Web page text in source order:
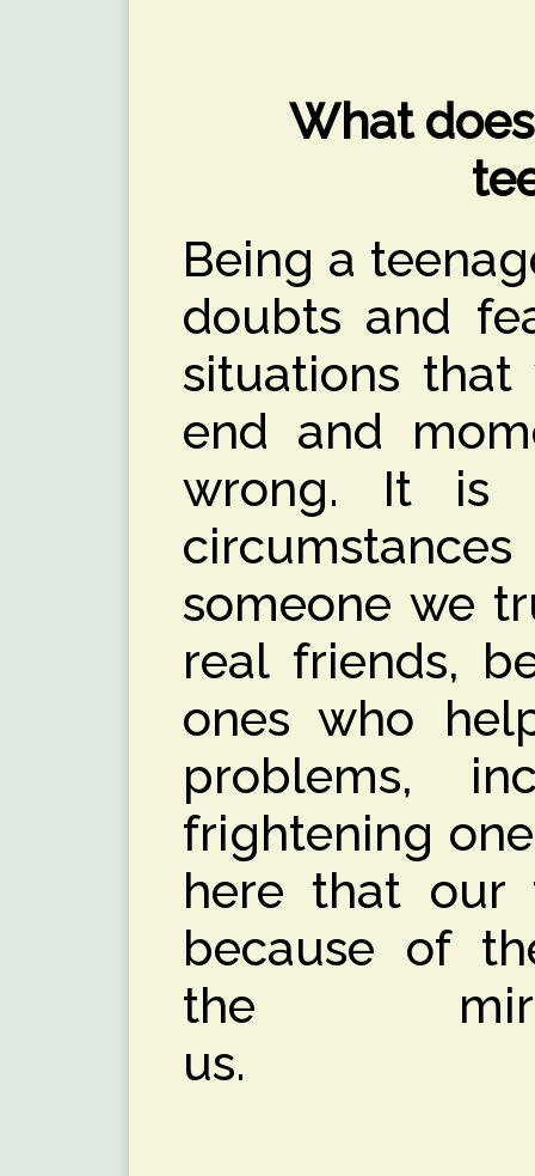
What
Being a
doubts and
situations
end and
wrong. It is
someone we
real friends,
ones who
problems,
frightening
here that our
because of
the